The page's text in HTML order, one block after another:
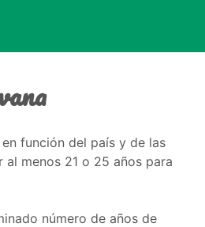
función del país y de las
menos 21 o 25 años para
número de años de